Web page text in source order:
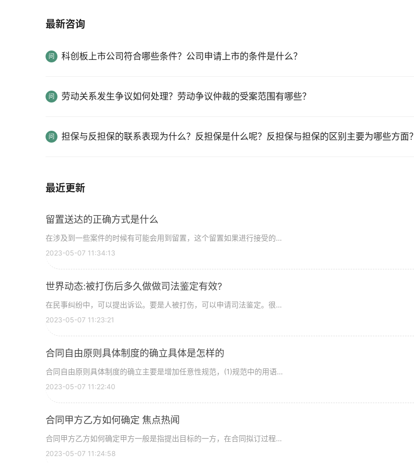
最新咨询
科创板上市公司符合哪些条件？公司申请上市的条件是什么？
劳动关系发生争议如何处理？劳动争议仲裁的受案范围有哪些？
担保与反担保的联系表现为什么？反担保是什么呢？反担保与担保的区别主要为哪些方面？
最近更新
留置送达的正确方式是什么
在涉及到一些案件的时候有可能会用到留置，这个留置如果进行接受的...
2023-05-07 11:34:13
世界动态:被打伤后多久做做司法鉴定有效?
在民事纠纷中，可以提出诉讼。要是人被打伤，可以申请司法鉴定。很...
2023-05-07 11:23:21
合同自由原则具体制度的确立具体是怎样的
合同自由原则具体制度的确立主要是增加任意性规范，(1)规范中的用语...
2023-05-07 11:22:40
合同甲方乙方如何确定 焦点热闻
合同甲方乙方如何确定甲方一般是指提出目标的一方，在合同拟订过程...
2023-05-07 11:24:58